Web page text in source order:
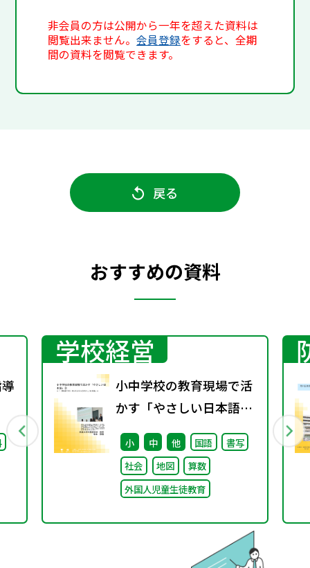
非会員の方は公開から一年を超えた資料は
閲覧出来ません。会員登録をすると、全期
間の資料を閲覧できます。
戻る
おすすめの資料
学校経営
小中学校の教育現場で活
かす「やさしい日本語」
② ～「（学校内での）子
どもたちへのやさしい日
本語」～
小 中 他 国語
書写
社会
地図
算数
外国人児童生徒教育